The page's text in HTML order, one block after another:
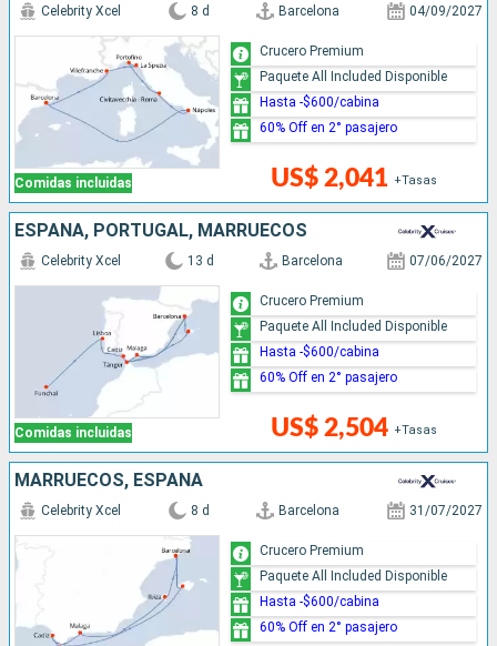
Comidas incluidas
Celebrity Xcel 8 d Barcelona 04/09/2027
US$ 2,041 +Tasas
Crucero Premium
Paquete All Included Disponible
Hasta -$600/cabina
60% Off en 2° pasajero
ESPAÑA, PORTUGAL, MARRUECOS
Comidas incluidas
Celebrity Xcel 13 d Barcelona 07/06/2027
US$ 2,504 +Tasas
Crucero Premium
Paquete All Included Disponible
Hasta -$600/cabina
60% Off en 2° pasajero
MARRUECOS, ESPAÑA
Celebrity Xcel 8 d Barcelona 31/07/2027
Crucero Premium
Paquete All Included Disponible
Hasta -$600/cabina
60% Off en 2° pasajero